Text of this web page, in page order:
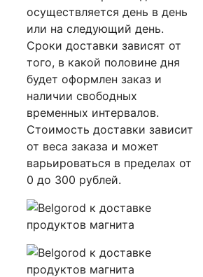
осуществляется день в день
или на следующий день.
Сроки доставки зависят от
того, в какой половине дня
будет оформлен заказ и
наличии свободных
временных интервалов.
Стоимость доставки зависит
от веса заказа и может
варьироваться в пределах от
0 до 300 рублей.